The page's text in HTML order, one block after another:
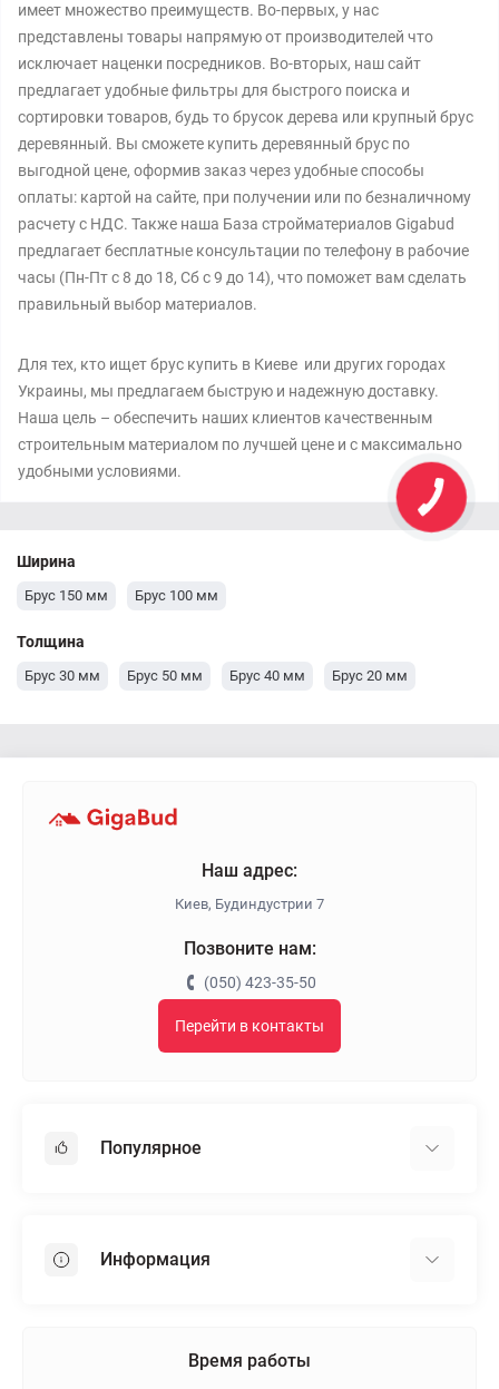
имеет множество преимуществ. Во-первых, у нас
представлены товары напрямую от производителей что
исключает наценки посредников. Во-вторых, наш сайт
предлагает удобные фильтры для быстрого поиска и
сортировки товаров, будь то брусок дерева или крупный брус
деревянный. Вы сможете купить деревянный брус по
выгодной цене, оформив заказ через удобные способы
оплаты: картой на сайте, при получении или по безналичному
расчету с НДС. Также наша База стройматериалов Gigabud
предлагает бесплатные консультации по телефону в рабочие
часы (Пн-Пт с 8 до 18, Сб с 9 до 14), что поможет вам сделать
правильный выбор материалов.
Для тех, кто ищет брус купить в Киеве или других городах
Украины, мы предлагаем быструю и надежную доставку.
Наша цель – обеспечить наших клиентов качественным
строительным материалом по лучшей цене и с максимально
удобными условиями.
Ширина
Брус 150 мм Брус 100 мм
Толщина
Брус 30 мм Брус 50 мм Брус 40 мм Брус 20 мм
Наш адрес:
Киев, Будиндустрии 7
Позвоните нам:
(050) 423-35-50
Перейти в контакты
Популярное
Пенопласт
Информация
Время работы